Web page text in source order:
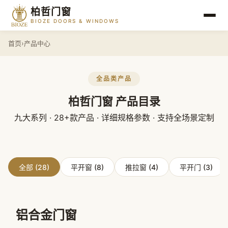
柏哲门窗
BIOZE DOORS & WINDOWS
首页›产品中心
全品类产品
柏哲门窗 产品目录
九大系列 · 28+款产品 · 详细规格参数 · 支持全场景定制
全部 (28) 平开窗 (8) 推拉窗 (4) 平开门 (3)
铝合金门窗